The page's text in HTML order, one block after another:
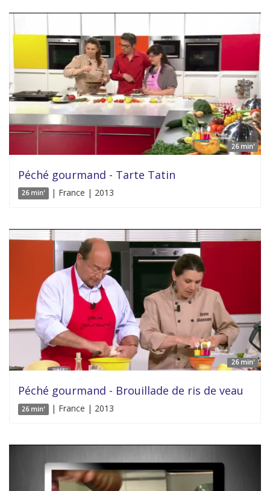
26 min'
Péché gourmand - Tarte Tatin
26 min' | France | 2013
26 min'
Péché gourmand - Brouillade de ris de veau
26 min' | France | 2013